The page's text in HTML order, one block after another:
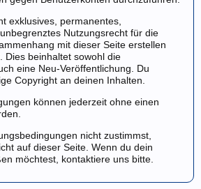
exklusives, permanentes,
Nutzungsrecht für die
mit dieser Seite erstellen
Dies beinhaltet sowohl die
eine Neu-Veröffentlichung. Du
Copyright an deinen Inhalten.
können jederzeit ohne einen
nicht zustimmst,
auf dieser Seite. Wenn du dein
möchtest, kontaktiere uns bitte.